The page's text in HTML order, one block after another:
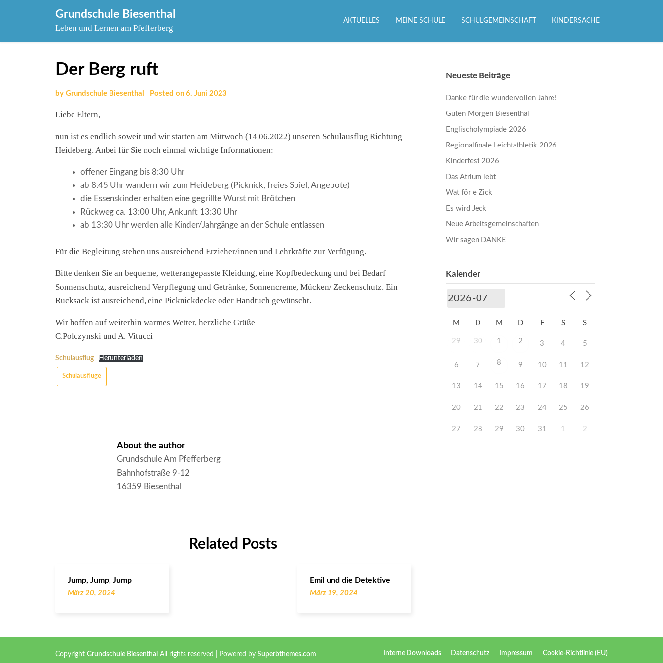
Grundschule Biesenthal
Leben und Lernen am Pfefferberg
AKTUELLES MEINE SCHULE SCHULGEMEINSCHAFT KINDERSACHE
Der Berg ruft
by Grundschule Biesenthal Posted on 6. Juni 2023
Liebe Eltern,
nun ist es endlich soweit und wir starten am Mittwoch (14.06.2022) unseren Schulausflug Richtung
Heideberg. Anbei für Sie noch einmal wichtige Informationen:
offener Eingang bis 8:30 Uhr
ab 8:45 Uhr wandern wir zum Heideberg (Picknick, freies Spiel, Angebote)
die Essenskinder erhalten eine gegrillte Wurst mit Brötchen
Rückweg ca. 13:00 Uhr, Ankunft 13:30 Uhr
ab 13:30 Uhr werden alle Kinder/Jahrgänge an der Schule entlassen
Für die Begleitung stehen uns ausreichend Erzieher/innen und Lehrkräfte zur Verfügung.
Bitte denken Sie an bequeme, wetterangepasste Kleidung, eine Kopfbedeckung und bei Bedarf
Sonnenschutz, ausreichend Verpflegung und Getränke, Sonnencreme, Mücken/ Zeckenschutz. Ein
Rucksack ist ausreichend, eine Picknickdecke oder Handtuch gewünscht.
Wir hoffen auf weiterhin warmes Wetter, herzliche Grüße
C.Polczynski und A. Vitucci
Schulausflug Herunterladen
Schulausflüge
About the author
Grundschule Am Pfefferberg
Bahnhofstraße 9-12
16359 Biesenthal
Related Posts
Jump, Jump, Jump
März 20, 2024
Emil und die Detektive
März 19, 2024
Neueste Beiträge
Danke für die wundervollen Jahre!
Guten Morgen Biesenthal
Englischolympiade 2026
Regionalfinale Leichtathletik 2026
Kinderfest 2026
Das Atrium lebt
Wat för e Zick
Es wird Jeck
Neue Arbeitsgemeinschaften
Wir sagen DANKE
Kalender
M D M D F S S
29 30 1 2 3 4 5
6 7 8 9 10 11 12
13 14 15 16 17 18 19
20 21 22 23 24 25 26
27 28 29 30 31 1 2
Copyright Grundschule Biesenthal All rights reserved | Powered by Superbthemes.com Interne Downloads Datenschutz Impressum Cookie-Richtlinie (EU)